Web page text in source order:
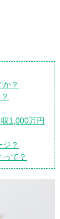
？
1,000万円
？
て？